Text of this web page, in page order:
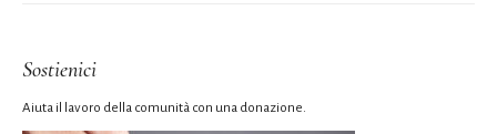
Sostienici
Aiuta il lavoro della comunità con una donazione.